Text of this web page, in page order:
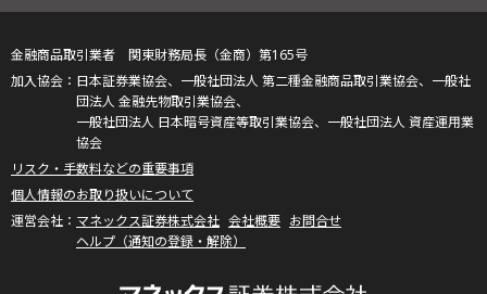
金融商品取引業者 関東財務局長（金商）第165号
日本証券業協会、一般社団法人 第二種金融商品取引業協会、一般社
団法人 金融先物取引業協会、
一般社団法人 日本暗号資産等取引業協会、一般社団法人 資産運用業
協会
リスク・手数料などの重要事項
個人情報のお取り扱いについて
マネックス証券株式会社 会社概要 お問合せ
ヘルプ（通知の登録・解除）